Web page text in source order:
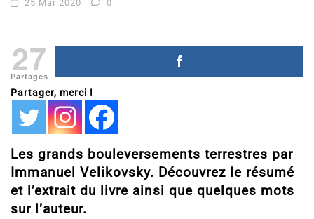
25 Mar 2020 0
27
Partages
Partager, merci !
Les grands bouleversements terrestres par
Immanuel Velikovsky. Découvrez le résumé
et l’extrait du livre ainsi que quelques mots
sur l’auteur.